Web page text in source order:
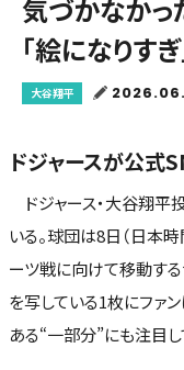
気づかなかっ
「絵になりす
大谷翔平
ドジャースが公式
ドジャース・大谷翔平
いる。球団は8日（日本
ーツ戦に向けて移動す
を写している1枚にファン
ある“一部分”にも注目し